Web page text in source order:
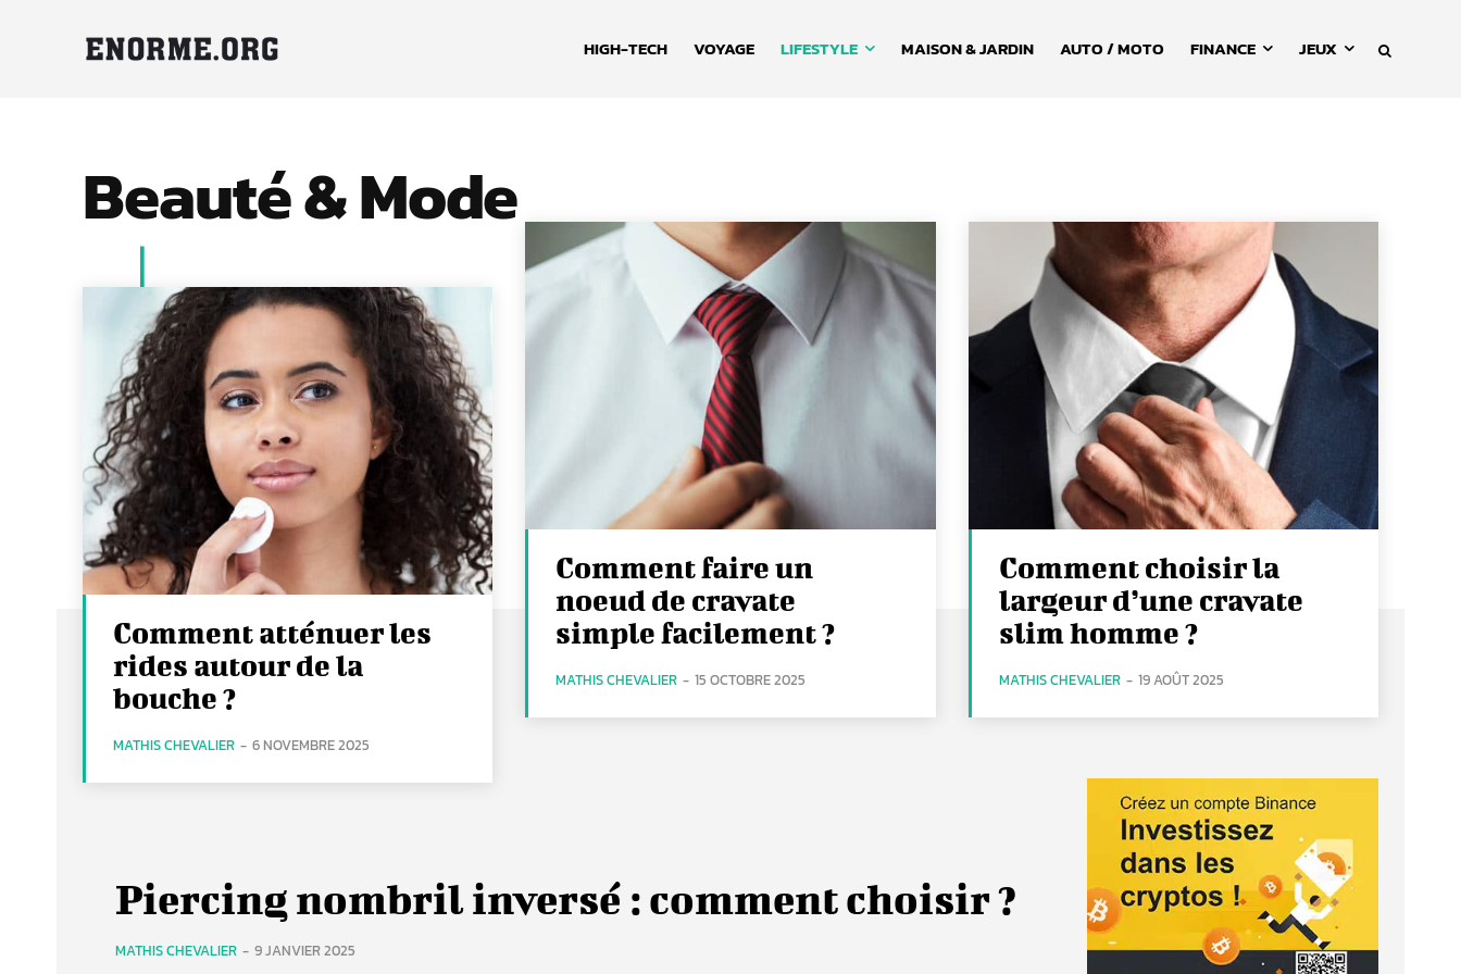
HIGH-TECH VOYAGE LIFESTYLE MAISON & JARDIN AUTO / MOTO FINANCE JEUX
Beauté & Mode
Comment atténuer les
rides autour de la
bouche ?
MATHIS CHEVALIER - 6 NOVEMBRE 2025
Comment faire un
noeud de cravate
simple facilement ?
MATHIS CHEVALIER - 15 OCTOBRE 2025
Comment choisir la
largeur d’une cravate
slim homme ?
MATHIS CHEVALIER - 19 AOÛT 2025
Piercing nombril inversé : comment choisir ?
MATHIS CHEVALIER - 9 JANVIER 2025